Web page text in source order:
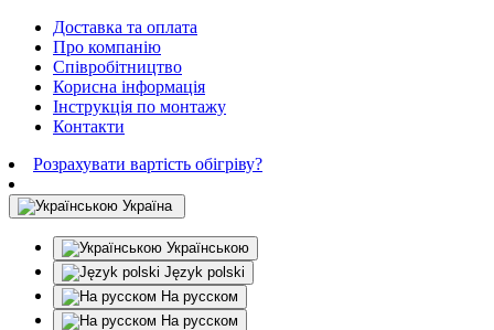
Доставка та оплата
Про компанію
Співробітництво
Корисна інформація
Інструкція по монтажу
Контакти
Розрахувати вартість обігріву?
Україна
Українською
Język polski
На русском
На русском